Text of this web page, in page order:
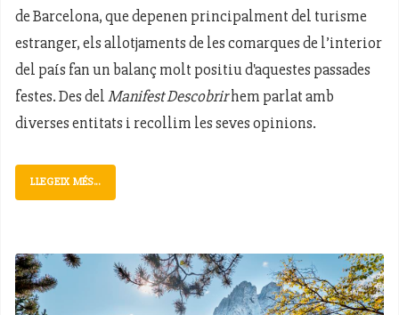
de Barcelona, que depenen principalment del turisme
estranger, els allotjaments de les comarques de l’interior
del país fan un balanç molt positiu d'aquestes passades
festes. Des delManifest Descobrirhem parlat amb
diverses entitats i recollim les seves opinions.
LLEGEIX MÉS...